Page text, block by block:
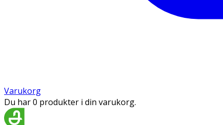
Varukorg
Du har 0 produkter i din varukorg.